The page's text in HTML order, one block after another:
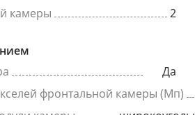
камеры 2
Да
фронтальной камеры (Мп)